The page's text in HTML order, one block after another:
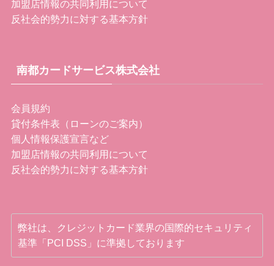
加盟店情報の共同利用について
反社会的勢力に対する基本方針
南都カードサービス株式会社
会員規約
貸付条件表（ローンのご案内）
個人情報保護宣言など
加盟店情報の共同利用について
反社会的勢力に対する基本方針
弊社は、クレジットカード業界の国際的セキュリティ
基準「PCI DSS」に準拠しております